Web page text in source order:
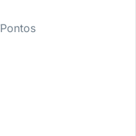
Pontos